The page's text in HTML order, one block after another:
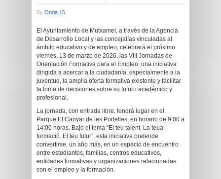
By Onda 15
El Ayuntamiento de Mutxamel, a través de la Agencia
de Desarrollo Local y las concejalías vinculadas al
ámbito educativo y de empleo, celebrará el próximo
viernes, 13 de marzo de 2026, las VIII Jornadas de
Orientación Formativa para el Empleo, una iniciativa
dirigida a acercar a la ciudadanía, especialmente a la
juventud, la amplia oferta formativa existente y facilitar
la toma de decisiones sobre su futuro académico y
profesional.
La jornada, con entrada libre, tendrá lugar en el
Parque El Canyar de les Portelles, en horario de 9:00 a
14:00 horas. Bajo el lema “El teu talent. La teua
formació. El teu futur”, esta iniciativa pretende
convertirse, un año más, en un espacio de encuentro
entre estudiantes, familias, centros educativos,
entidades formativas y organizaciones relacionadas
con el empleo y la formación.